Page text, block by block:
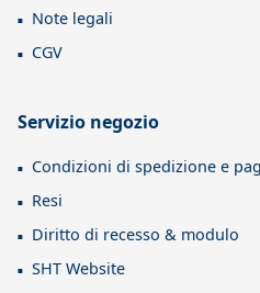
Note legali
CGV
Servizio negozio
Condizioni di spedizione e
Resi
Diritto di recesso & modulo
SHT Website